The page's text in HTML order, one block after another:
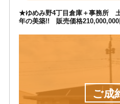
★ゆめみ野4丁目倉庫＋事務所
年の美築!! 販売価格210,000,000
ご成